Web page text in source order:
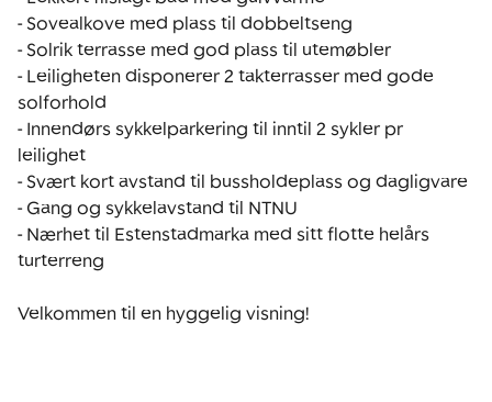
- Sovealkove med plass til dobbeltseng
- Solrik terrasse med god plass til utemøbler
- Leiligheten disponerer 2 takterrasser med gode
solforhold
- Innendørs sykkelparkering til inntil 2 sykler pr
leilighet
- Svært kort avstand til bussholdeplass og dagligvare
- Gang og sykkelavstand til NTNU
- Nærhet til Estenstadmarka med sitt flotte helårs
turterreng
Velkommen til en hyggelig visning!